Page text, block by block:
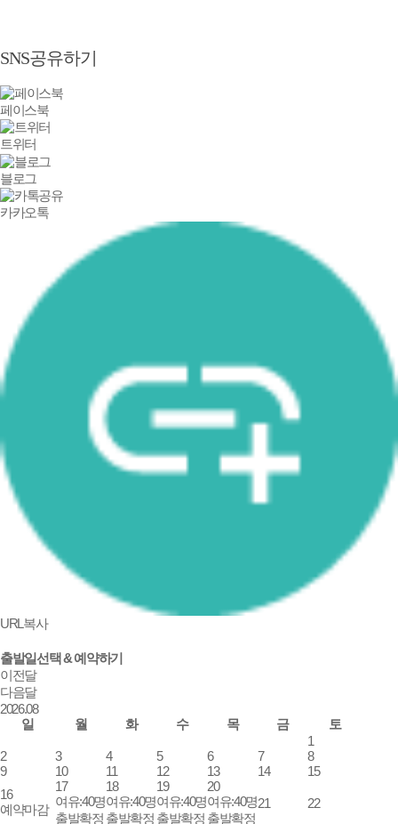
SNS공유하기
페이스북
트위터
블로그
카카오톡
URL복사
출발일선택 & 예약하기
이전달
다음달
2026.08
일
월 화 수 목 금
토
1
2
3 4 5 6 7
8
9
10 11 12 13 14
15
16
예약마감
17
여유:40명
출발확정
18
여유:40명
출발확정
19
여유:40명
출발확정
20
여유:40명
출발확정
21 22